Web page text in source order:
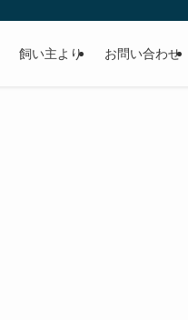
飼い主より お問い合わせ